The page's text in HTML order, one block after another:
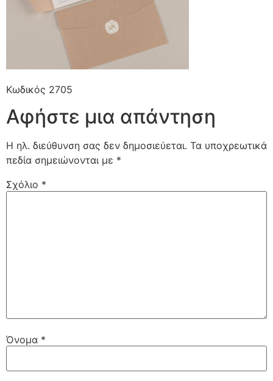
Κωδικός 2705
Αφήστε μια απάντηση
Η ηλ. διεύθυνση σας δεν δημοσιεύεται. Τα υποχρεωτικά
πεδία σημειώνονται με *
Σχόλιο *
Όνομα *